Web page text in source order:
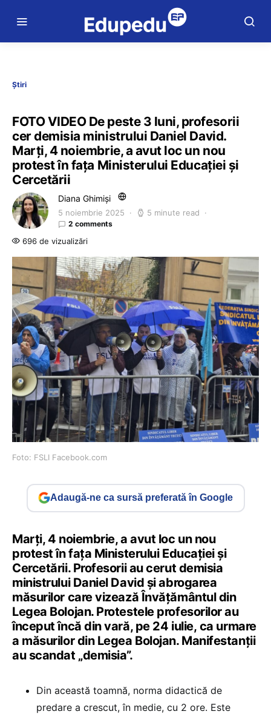
Știri
FOTO VIDEO De peste 3 luni, profesorii
cer demisia ministrului Daniel David.
Marți, 4 noiembrie, a avut loc un nou
protest în fața Ministerului Educației și
Cercetării
Diana Ghimiși
5 noiembrie 2025 5 minute read
2 comments
696 de vizualizări
Foto: FSLI Facebook.com
Adaugă-ne ca sursă preferată în Google
Marți, 4 noiembrie, a avut loc un nou
protest în fața Ministerului Educației și
Cercetării. Profesorii au cerut demisia
ministrului Daniel David și abrogarea
măsurilor care vizează Învățământul din
Legea Bolojan. Protestele profesorilor au
început încă din vară, pe 24 iulie, ca urmare
a măsurilor din Legea Bolojan. Manifestanții
au scandat „demisia”.
Din această toamnă, norma didactică de
predare a crescut, în medie, cu 2 ore. Este